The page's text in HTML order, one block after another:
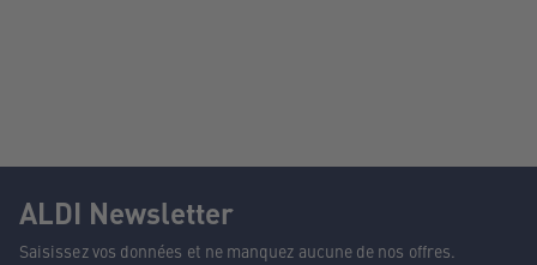
ALDI Newsletter
Saisissez vos données et ne manquez aucune de nos offres.